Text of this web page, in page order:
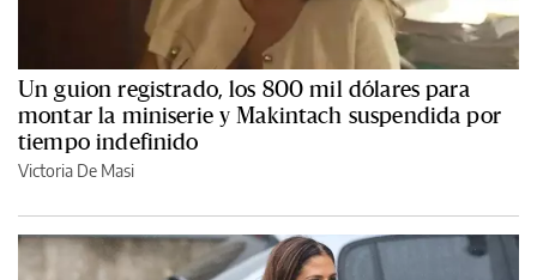
Un guion registrado, los 800 mil dólares para
montar la miniserie y Makintach suspendida por
tiempo indefinido
Victoria De Masi